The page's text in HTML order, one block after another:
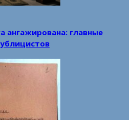
ангажирована: главные